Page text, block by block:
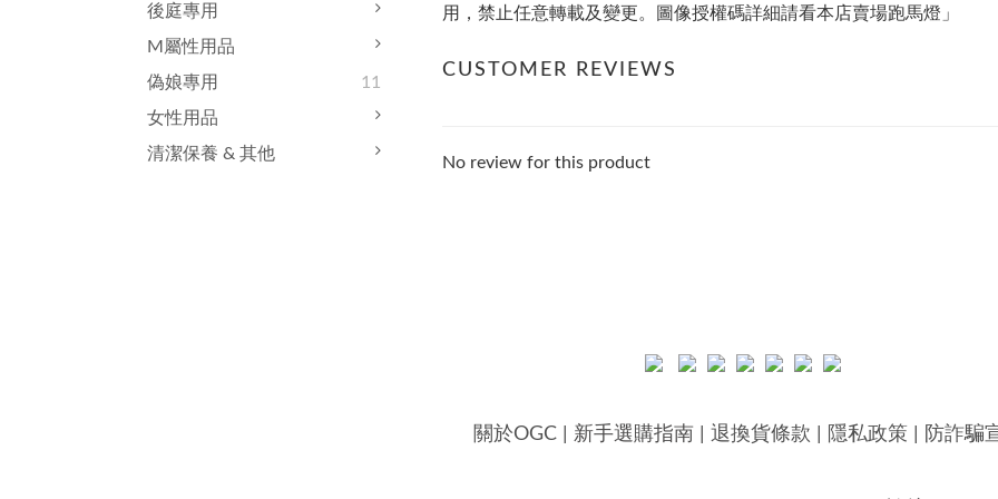
後庭專用
M屬性用品
偽娘專用
11
女性用品
清潔保養 & 其他
用，禁止任意轉載及變更。圖像授權碼詳細請看本店賣場跑馬燈」
CUSTOMER REVIEWS
No review for this product
關於OGC| 新手選購指南| 退換貨條款 隱私政策 防詐騙